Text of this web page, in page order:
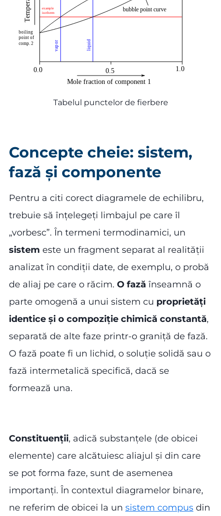
Tabelul punctelor de fierbere
Concepte cheie: sistem,
fază și componente
Pentru a citi corect diagramele de echilibru,
trebuie să înțelegeți limbajul pe care îl
„vorbesc”. În termeni termodinamici, un
sistem este un fragment separat al realității
analizat în condiții date, de exemplu, o probă
de aliaj pe care o răcim. O fază înseamnă o
parte omogenă a unui sistem cu proprietăți
identice și o compoziție chimică constantă,
separată de alte faze printr-o graniță de fază.
O fază poate fi un lichid, o soluție solidă sau o
fază intermetalică specifică, dacă se
formează una.
Constituenții, adică substanțele (de obicei
elemente) care alcătuiesc aliajul și din care
se pot forma faze, sunt de asemenea
importanți. În contextul diagramelor binare,
ne referim de obicei la un sistem compus din